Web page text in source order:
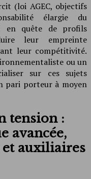
(loi AGEC, objectifs
élargie du
en quête de profils
leur empreinte
leur compétitivité.
ou un
sur ces sujets
pari porteur à moyen
tension :
avancée,
auxiliaires